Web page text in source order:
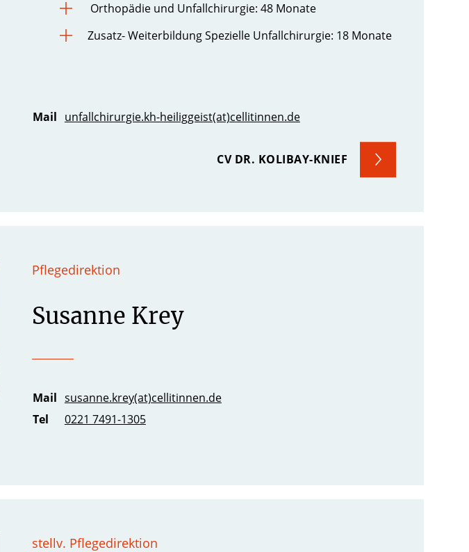
Orthopädie und Unfallchirurgie: 48 Monate
Zusatz- Weiterbildung Spezielle Unfallchirurgie: 18 Monate
Mail unfallchirurgie.kh-heiliggeist(at)cellitinnen.de
CV DR. KOLIBAY-KNIEF
Pflegedirektion
Susanne Krey
Mail susanne.krey(at)cellitinnen.de
Tel
0221 7491-1305
stellv. Pflegedirektion